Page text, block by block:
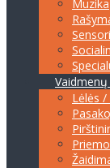
Muzika
Lėlės